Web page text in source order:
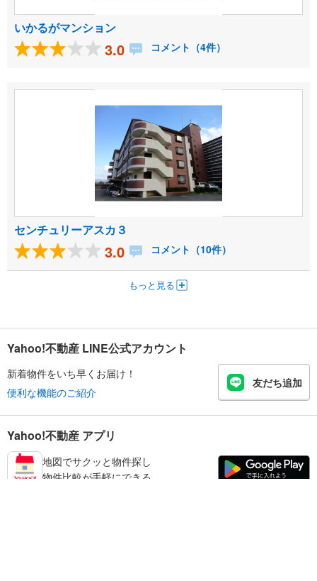
いかるがマンション
3.0 コメント（4件）
センチュリーアスカ３
3.0 コメント（10件）
もっと見る
Yahoo!不動産 LINE公式アカウント
新着物件をいち早くお届け！
便利な機能のご紹介
友だち追加
Yahoo!不動産 アプリ
地図でサクッと物件探し
物件比較が手軽にできる